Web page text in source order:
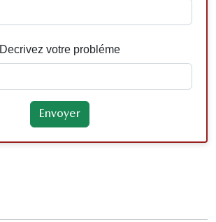
Decrivez votre probléme